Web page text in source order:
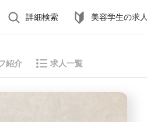
詳細検索 美容学生の求人
紹介 求人一覧